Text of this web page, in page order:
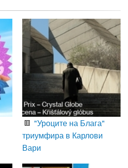
"Уроците на Блага"
триумфира в Карлови
Вари